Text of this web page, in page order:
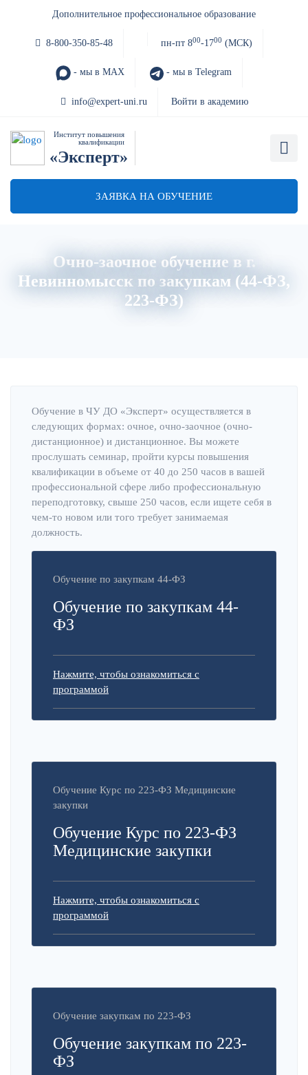
Дополнительное профессиональное образование
8-800-350-85-48 пн-пт 800-1700 (МСК)
- мы в MAX - мы в Telegram
info@expert-uni.ru Войти в академию
Институт повышения
квалификации
«Эксперт»
ЗАЯВКА НА ОБУЧЕНИЕ
Очно-заочное обучение в г.
Невинномысск по закупкам (44-ФЗ,
223-ФЗ)
Обучение в ЧУ ДО «Эксперт» осуществляется в
следующих формах: очное, очно-заочное (очно-
дистанционное) и дистанционное. Вы можете
прослушать семинар, пройти курсы повышения
квалификации в объеме от 40 до 250 часов в вашей
профессиональной сфере либо профессиональную
переподготовку, свыше 250 часов, если ищете себя в
чем-то новом или того требует занимаемая
должность.
Обучение по закупкам 44-ФЗ
Обучение по закупкам 44-
ФЗ
Нажмите, чтобы ознакомиться с
программой
Обучение Курс по 223-ФЗ Медицинские
закупки
Обучение Курс по 223-ФЗ
Медицинские закупки
Нажмите, чтобы ознакомиться с
программой
Обучение закупкам по 223-ФЗ
Обучение закупкам по 223-
ФЗ